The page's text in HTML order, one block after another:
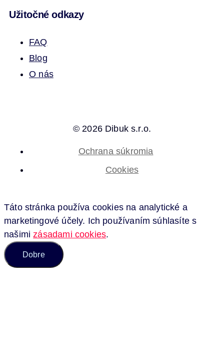
Užitočné odkazy
FAQ
Blog
O nás
© 2026 Dibuk s.r.o.
Ochrana súkromia
Cookies
Táto stránka používa cookies na analytické a
marketingové účely. Ich používaním súhlasíte s
našimizásadami cookies.
Dobre